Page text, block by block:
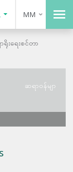
MM
ရိုးရေးစင်တာ
ဆရာဝန်မျာ